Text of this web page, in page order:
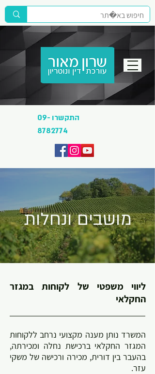
התקשרו 09-
8782774
מושבים ונחלות
ליווי משפטי של לקוחות במגזר
החקלאי
המשרד נותן מענה מקצועי נרחב ללקוחות
המגזר החקלאי ברכישת נחלה ומכירתה,
בהעבר בין דורית, מכירה ורכישה של משקי
עזר.